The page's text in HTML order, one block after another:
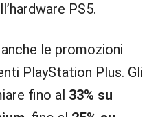
PS5.
le promozioni
PlayStation Plus. Gli
fino al 33% su